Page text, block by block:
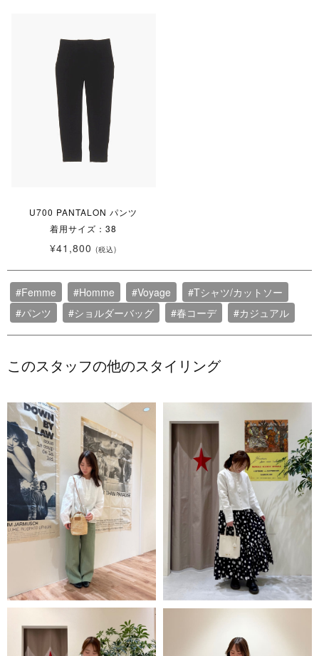
U700 PANTALON パンツ
着用サイズ：38
¥41,800 (税込)
#Femme #Homme #Voyage
#Tシャツ/カットソー
#パンツ
#ショルダーバッグ #春コーデ #カジュアル
このスタッフの他のスタイリング